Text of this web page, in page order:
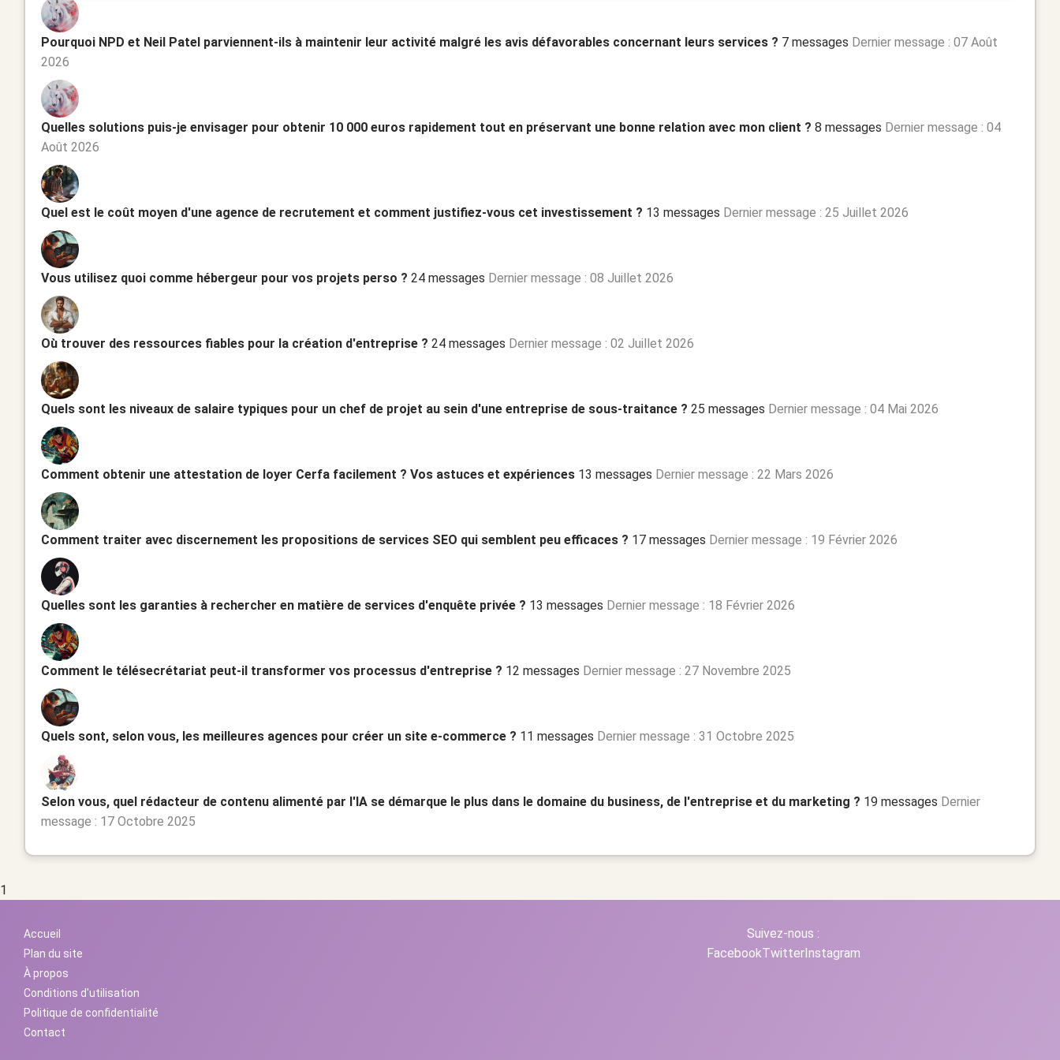
Pourquoi NPD et Neil Patel parviennent-ils à maintenir leur activité malgré les avis défavorables concernant leurs services ? 7 messages Dernier message : 07 Août
2026
Quelles solutions puis-je envisager pour obtenir 10 000 euros rapidement tout en préservant une bonne relation avec mon client ? 8 messages Dernier message : 04
Août 2026
Quel est le coût moyen d'une agence de recrutement et comment justifiez-vous cet investissement ? 13 messages Dernier message : 25 Juillet 2026
Vous utilisez quoi comme hébergeur pour vos projets perso ? 24 messages Dernier message : 08 Juillet 2026
Où trouver des ressources fiables pour la création d'entreprise ? 24 messages Dernier message : 02 Juillet 2026
Quels sont les niveaux de salaire typiques pour un chef de projet au sein d'une entreprise de sous-traitance ? 25 messages Dernier message : 04 Mai 2026
Comment obtenir une attestation de loyer Cerfa facilement ? Vos astuces et expériences 13 messages Dernier message : 22 Mars 2026
Comment traiter avec discernement les propositions de services SEO qui semblent peu efficaces ? 17 messages Dernier message : 19 Février 2026
Quelles sont les garanties à rechercher en matière de services d'enquête privée ? 13 messages Dernier message : 18 Février 2026
Comment le télésecrétariat peut-il transformer vos processus d'entreprise ? 12 messages Dernier message : 27 Novembre 2025
Quels sont, selon vous, les meilleures agences pour créer un site e-commerce ? 11 messages Dernier message : 31 Octobre 2025
Selon vous, quel rédacteur de contenu alimenté par l'IA se démarque le plus dans le domaine du business, de l'entreprise et du marketing ? 19 messages Dernier
message : 17 Octobre 2025
1
Accueil
Plan du site
À propos
Conditions d'utilisation
Politique de confidentialité
Contact
Suivez-nous :
FacebookTwitterInstagram